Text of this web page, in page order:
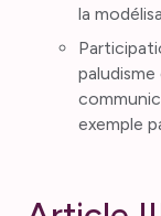
la
exemple